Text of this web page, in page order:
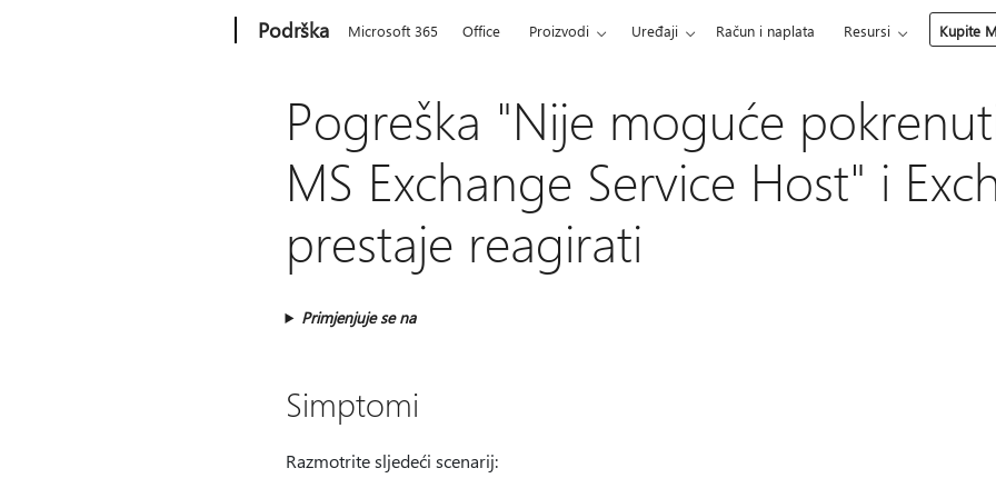
Podrška Microsoft 365 Office Proizvodi Uređaji Račun i naplata Resursi Kupite
Pogreška "Nije moguće
MS Exchange Service Host" i
prestaje reagirati
Primjenjuje se na
Simptomi
Razmotrite sljedeći scenarij: